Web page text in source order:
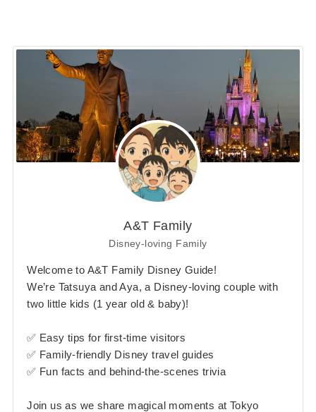
A&T Family
Disney-loving Family
Welcome to A&T Family Disney Guide!
We’re Tatsuya and Aya, a Disney-loving couple with
two little kids (1 year old & baby)!
✅ Easy tips for first-time visitors
✅ Family-friendly Disney travel guides
✅ Fun facts and behind-the-scenes trivia
Join us as we share magical moments at Tokyo